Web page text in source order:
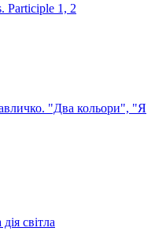
Participle 1, 2
"Два кольори", "Я
світла